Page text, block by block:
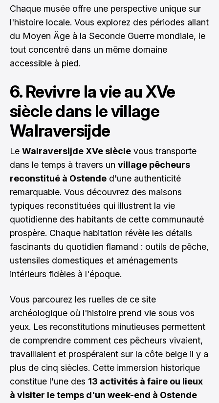
Chaque musée offre une perspective unique sur
l'histoire locale. Vous explorez des périodes allant
du Moyen Âge à la Seconde Guerre mondiale, le
tout concentré dans un même domaine
accessible à pied.
6. Revivre la vie au XVe
siècle dans le village
Walraversijde
Le Walraversijde XVe siècle vous transporte
dans le temps à travers un village pêcheurs
reconstitué à Ostende d'une authenticité
remarquable. Vous découvrez des maisons
typiques reconstituées qui illustrent la vie
quotidienne des habitants de cette communauté
prospère. Chaque habitation révèle les détails
fascinants du quotidien flamand : outils de pêche,
ustensiles domestiques et aménagements
intérieurs fidèles à l'époque.
Vous parcourez les ruelles de ce site
archéologique où l'histoire prend vie sous vos
yeux. Les reconstitutions minutieuses permettent
de comprendre comment ces pêcheurs vivaient,
travaillaient et prospéraient sur la côte belge il y a
plus de cinq siècles. Cette immersion historique
constitue l'une des 13 activités à faire ou lieux
à visiter le temps d'un week-end à Ostende